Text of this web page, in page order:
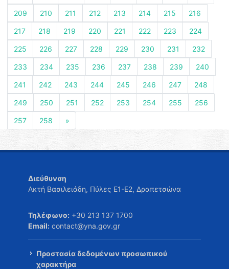
209 210 211 212 213 214 215 216
217 218 219 220 221 222 223 224
225 226 227 228 229 230 231 232
233 234 235 236 237 238 239 240
241 242 243 244 245 246 247 248
249 250 251 252 253 254 255 256
257 258 »
Διεύθυνση
Ακτή Βασιλειάδη, Πύλες Ε1-Ε2, Δραπετσώνα
Τηλέφωνο: +30 213 137 1700
Email: contact@yna.gov.gr
Προστασία δεδομένων προσωπικού
χαρακτήρα